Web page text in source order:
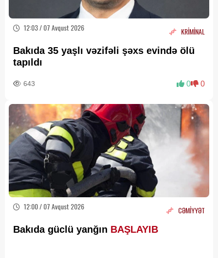
12:03 / 07 Avqust 2026 KRİMİNAL
Bakıda 35 yaşlı vəzifəli şəxs evində ölü
tapıldı
643 0 0
12:00 / 07 Avqust 2026 CƏMİYYƏT
Bakıda güclü yanğın BAŞLAYIB